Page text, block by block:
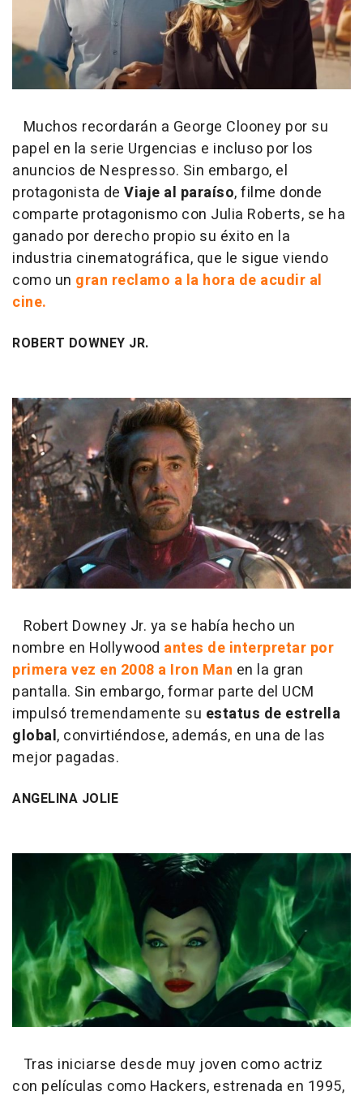
Muchos recordarán a George Clooney por su
papel en la serie Urgencias e incluso por los
anuncios de Nespresso. Sin embargo, el
protagonista de Viaje al paraíso, filme donde
comparte protagonismo con Julia Roberts, se ha
ganado por derecho propio su éxito en la
industria cinematográfica, que le sigue viendo
como un gran reclamo a la hora de acudir al
cine.
ROBERT DOWNEY JR.
Robert Downey Jr. ya se había hecho un
nombre en Hollywood antes de interpretar por
primera vez en 2008 a Iron Man en la gran
pantalla. Sin embargo, formar parte del UCM
impulsó tremendamente su estatus de estrella
global, convirtiéndose, además, en una de las
mejor pagadas.
ANGELINA JOLIE
Tras iniciarse desde muy joven como actriz
con películas como Hackers, estrenada en 1995,